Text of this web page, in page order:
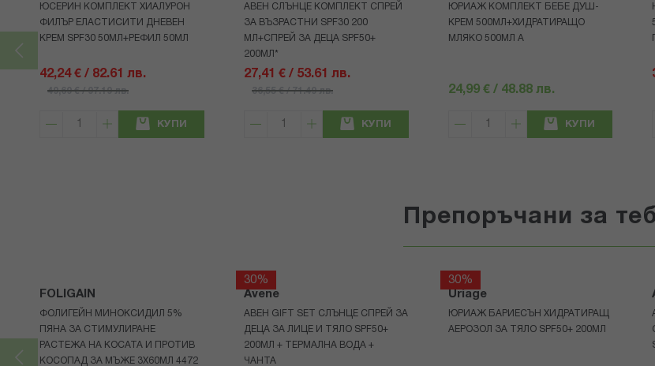
ЮСЕРИН КОМПЛЕКТ ХИАЛУРОН
ФИЛЪР ЕЛАСТИСИТИ ДНЕВЕН
КРЕМ SPF30 50МЛ+РЕФИЛ 50МЛ
42,24 € / 82.61 лв.
49,69 € / 97.19 лв.
КУПИ
АВЕН СЛЪНЦЕ КОМПЛЕКТ СПРЕЙ
ЗА ВЪЗРАСТНИ SPF30 200
МЛ+СПРЕЙ ЗА ДЕЦА SPF50+
200МЛ*
27,41 € / 53.61 лв.
36,55 € / 71.49 лв.
КУПИ
ЮРИАЖ КОМПЛЕКТ БЕБЕ ДУШ-
КРЕМ 500МЛ+ХИДРАТИРАЩО
МЛЯКО 500МЛ A
24,99 € / 48.88 лв.
КУПИ
Препоръчани за теб
FOLIGAIN
ФОЛИГЕЙН МИНОКСИДИЛ 5%
ПЯНА ЗА СТИМУЛИРАНЕ
РАСТЕЖА НА КОСАТА И ПРОТИВ
КОСОПАД ЗА МЪЖЕ 3X60МЛ 4472
30%
Avene
АВЕН GIFT SET СЛЪНЦЕ СПРЕЙ ЗА
ДЕЦА ЗА ЛИЦЕ И ТЯЛО SPF50+
200МЛ + ТЕРМАЛНА ВОДА +
ЧАНТА
30%
Uriage
ЮРИАЖ БАРИЕСЪН ХИДРАТИРАЩ
АЕРОЗОЛ ЗА ТЯЛО SPF50+ 200МЛ